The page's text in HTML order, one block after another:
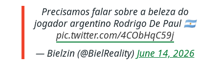
Precisamos falar sobre a beleza do
jogador argentino Rodrigo De Paul 🇦🇷
pic.twitter.com/4CObHqC59j
— Bielzin (@BielReality) June 14, 2026